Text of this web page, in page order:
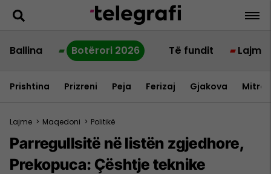
Ballina Botërori 2026 Të fundit Lajme
Prishtina Prizreni Peja Ferizaj Gjakova
Lajme > Maqedoni > Politikë
Parregullsitë në listën zgjedhore,
Prekopuca: Çështje teknike